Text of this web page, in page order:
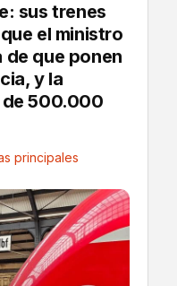
sus trenes
el ministro
que ponen
y la
de 500.000
principales